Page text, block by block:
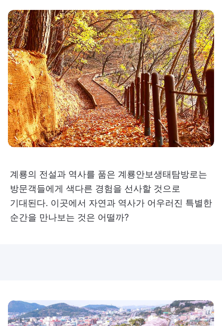
계룡의 전설과 역사를 품은 계룡안보생태탐방로는
방문객들에게 색다른 경험을 선사할 것으로
기대된다. 이곳에서 자연과 역사가 어우러진 특별한
순간을 만나보는 것은 어떨까?